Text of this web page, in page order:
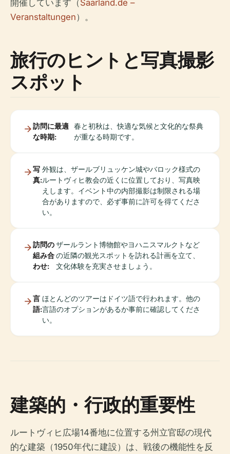
開催しています（ Saarland.de –
Veranstaltungen）。
旅行のヒントと写真撮影
スポット
訪問に最適
な時期:
春と初秋は、快適な気候と文化的な祭典
が重なる時期です。
写
真:
外観は、ザールブリュッケン城やバロック様式の
ルートヴィヒ教会の近くに位置しており、写真映
えします。イベント中の内部撮影は制限される場
合がありますので、必ず事前に許可を得てくださ
い。
訪問の
組み合
わせ:
ザールラント博物館やヨハニスマルクトなど
の近隣の観光スポットを訪れる計画を立て、
文化体験を充実させましょう。
言
語:
ほとんどのツアーはドイツ語で行われます。他の
言語のオプションがあるか事前に確認してくださ
い。
建築的・行政的重要性
ルートヴィヒ広場14番地に位置する州立官邸の現代
的な建築（1950年代に建設）は、戦後の機能性を反